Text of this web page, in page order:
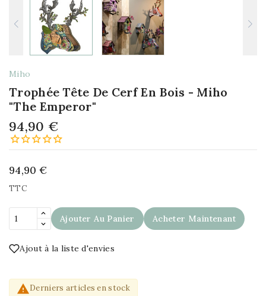
Miho
Trophée Tête De Cerf En Bois - Miho
"The Emperor"
94,90 €
94,90 €
TTC
Ajouter Au Panier Acheter Maintenant
Ajout à la liste d'envies
Derniers articles en stock